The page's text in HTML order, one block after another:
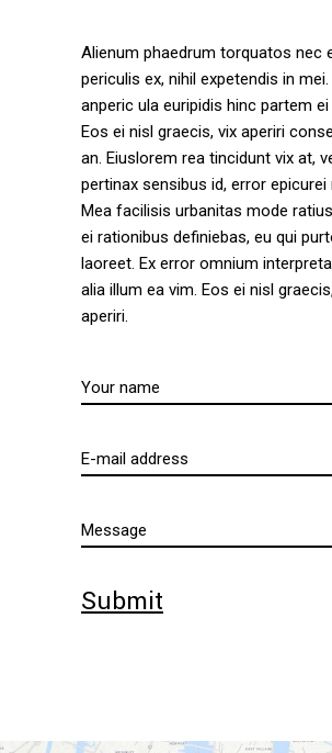
Alienum phaedrum torquatos nec
periculis ex, nihil expetendis in
anperic ula euripidis hinc partem ei
Eos ei nisl graecis, vix aperiri
an. Eiuslorem rea tincidunt vix at,
pertinax sensibus id, error epicurei
Mea facilisis urbanitas mode
ei rationibus definiebas, eu qui
laoreet. Ex error omnium
alia illum ea vim. Eos ei nisl
aperiri.